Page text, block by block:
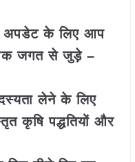
अपडेट के लिए आप
जगत से जुड़े –
लेने के लिए
कृषि पद्धतियों और